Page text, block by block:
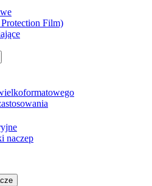
Film)
naczep